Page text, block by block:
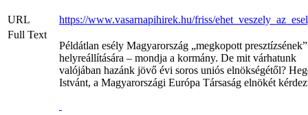
URL
https://www.vasarnapihirek.hu/friss/
Full Text
Példátlan esély Magyarország „megkopott presztízsének”
helyreállítására – mondja a kormány. De mit várhatunk
valójában hazánk jövő évi soros uniós elnökségétől?
Istvánt, a Magyarországi Európa Társaság elnökét